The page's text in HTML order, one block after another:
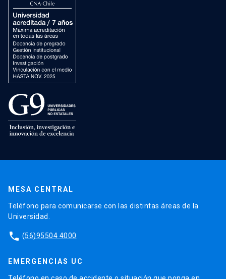
MESA CENTRAL
Teléfono para comunicarse con las distintas áreas de la
Universidad.
phone (56)95504 4000
EMERGENCIAS UC